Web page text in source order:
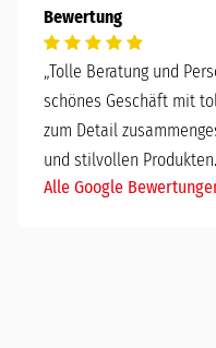
Bewertung
„Tolle Beratung und
schönes Geschäft mit
zum Detail
und stilvollen
Alle Google